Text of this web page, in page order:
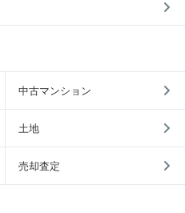
中古マンション
土地
売却査定